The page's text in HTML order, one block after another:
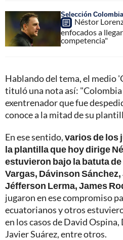
Selección Colombia
Néstor
enfocados a
competencia"
Hablando del tema, el medio
tituló una nota así: "Colombia
exentrenador que fue
conoce a la mitad de su
En ese sentido,varios de los
la plantilla que hoy dirige
estuvieron bajo la batuta
Vargas, Dávinson
Jéfferson Lerma, James
jugaron en ese compromiso
ecuatorianos y otros
en los casos de David
Javier Suárez, entre otros.